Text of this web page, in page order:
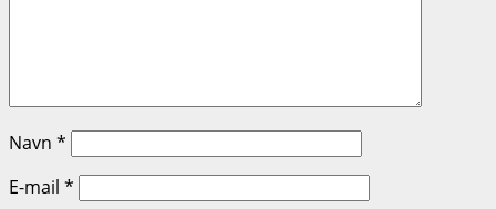
Navn *
E-mail *